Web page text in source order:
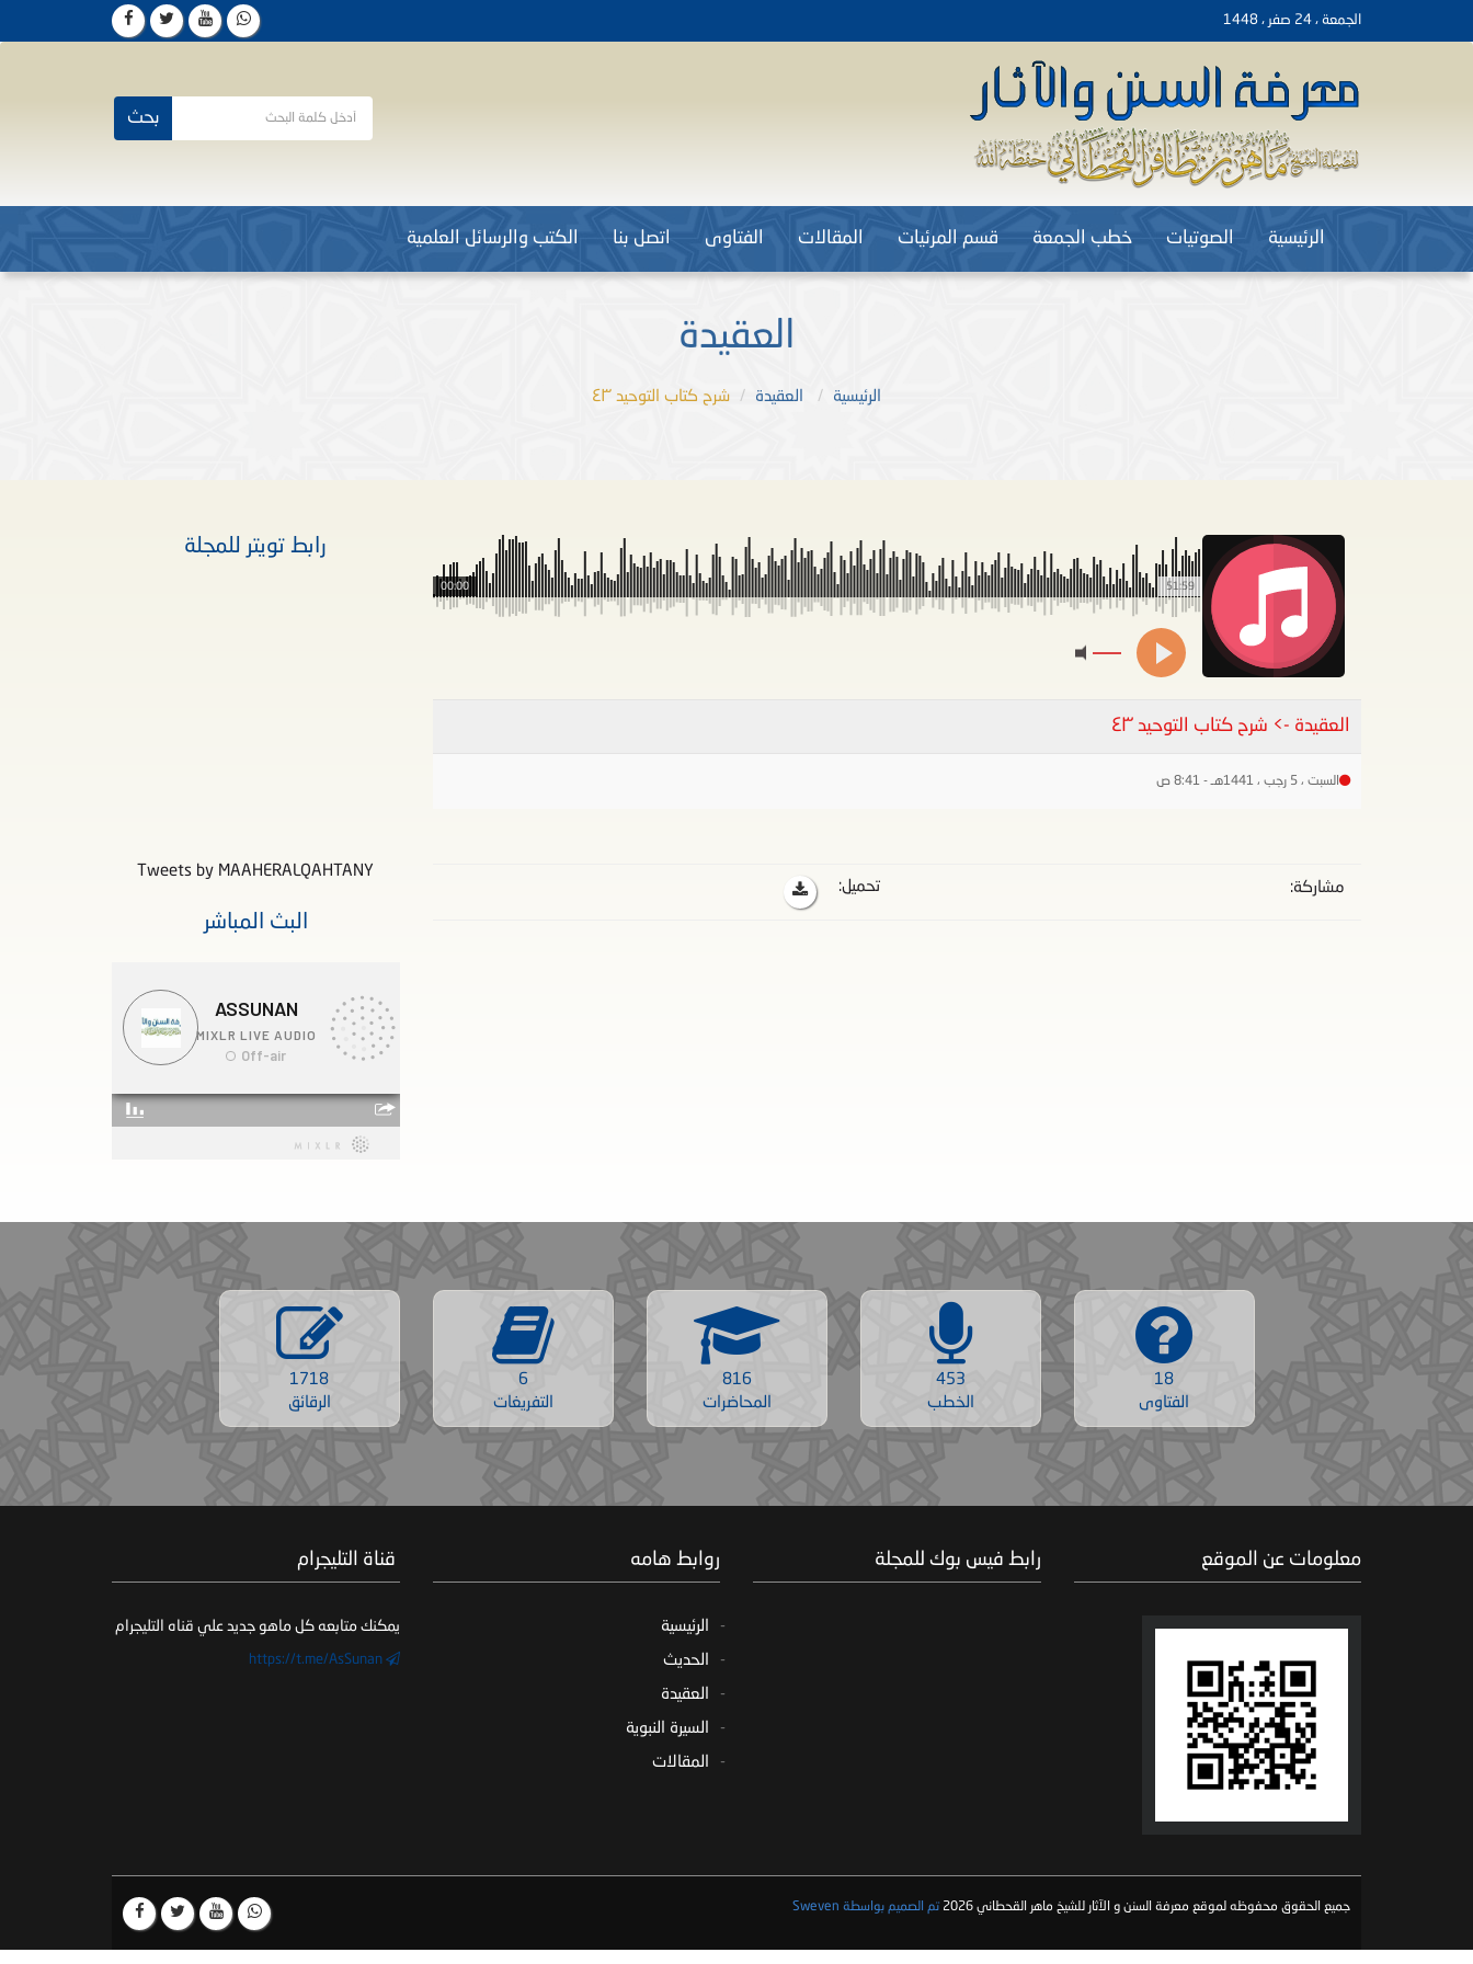
الجمعة ، 24 صفر ، 1448
بحث
الرئيسية الصوتيات خطب الجمعة قسم المرئيات المقالات الفتاوى اتصل بنا الكتب والرسائل العلمية
العقيدة
الرئيسية العقيدة شرح كتاب التوحيد ٤٣
51:59
00:00
العقيدة -> شرح كتاب التوحيد ٤٣
السبت ، 5 رجب ، 1441هـ - 8:41 ص
مشاركة: تحميل:
رابط تويتر للمجلة
Tweets by MAAHERALQAHTANY
البث المباشر
18
الفتاوى
453
الخطب
816
المحاضرات
6
التفريغات
1718
الرقائق
معلومات عن الموقع رابط فيس بوك للمجلة روابط هامه
الرئيسية
الحديث
العقيدة
السيرة النبوية
المقالات
‏ قناة التليجرام
يمكنك متابعه كل ماهو جديد علي قناه التليجرام
https://t.me/AsSunan
جميع الحقوق محفوظه لموقع معرفة السنن و الآثار للشيخ ماهر القحطاني 2026 تم الصميم بواسطة Sweven